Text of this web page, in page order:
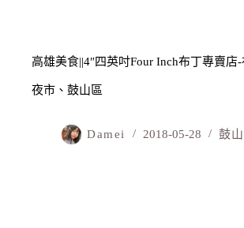
高雄美食||4″四英吋Four Inch布丁專賣
夜市、鼓山區
Damei 2018-05-28 鼓